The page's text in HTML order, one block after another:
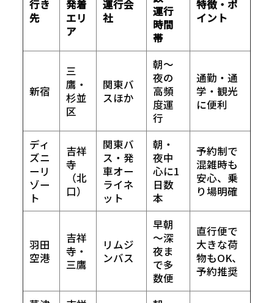
行き
先
発着
エリ
ア
運行会
社
運行
時間
帯
特徴・ポ
イント
新宿
三
鷹・
杉並
区
関東バ
スほか
朝～
夜の
高頻
度運
行
通勤・通
学・観光
に便利
ディ
ズニ
ーリ
ゾー
ト
吉祥
寺
（北
口）
関東バ
ス・発
車オー
ライネ
ット
朝・
夜中
心に1
日数
本
予約制で
混雑時も
安心、乗
り場明確
羽田
空港
吉祥
寺・
三鷹
リムジ
ンバス
早朝
～深
夜ま
で多
数便
直行便で
大きな荷
物もOK、
予約推奨